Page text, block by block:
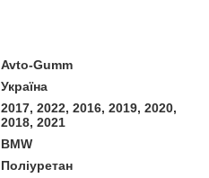
Avto-Gumm
Україна
2017, 2022, 2016, 2019, 2020,
2018, 2021
BMW
Поліуретан